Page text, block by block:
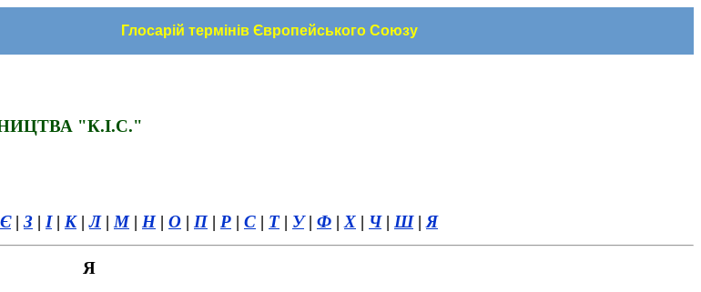
Глосарій термінів Європейського Союзу
"К.І.С."
Є| З | І| К|Л|М| Н| О | П| Р | С | Т| У| Ф |Х | Ч| Ш|Я
Я